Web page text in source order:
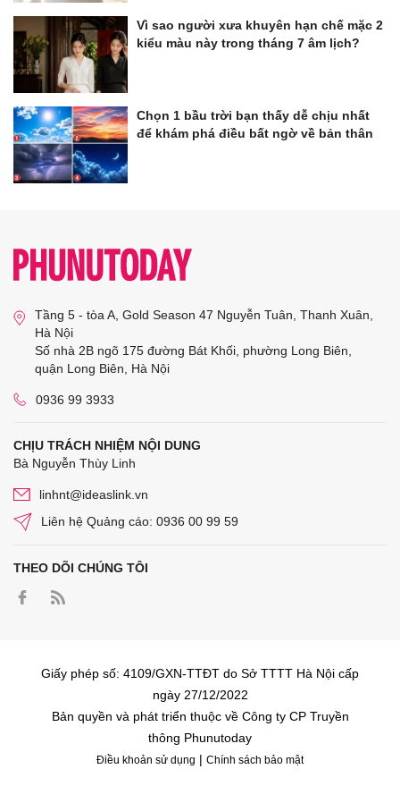
Vì sao người xưa khuyên hạn chế mặc 2
kiểu màu này trong tháng 7 âm lịch?
Chọn 1 bầu trời bạn thấy dễ chịu nhất
để khám phá điều bất ngờ về bản thân
Tầng 5 - tòa A, Gold Season 47 Nguyễn Tuân, Thanh Xuân,
Hà Nội
Số nhà 2B ngõ 175 đường Bát Khối, phường Long Biên,
quận Long Biên, Hà Nội
0936 99 3933
CHỊU TRÁCH NHIỆM NỘI DUNG
Bà Nguyễn Thùy Linh
linhnt@ideaslink.vn
Liên hệ Quảng cáo: 0936 00 99 59
THEO DÕI CHÚNG TÔI
Giấy phép số: 4109/GXN-TTĐT do Sở TTTT Hà Nội cấp
ngày 27/12/2022
Bản quyền và phát triển thuộc về Công ty CP Truyền
thông Phunutoday
Điều khoản sử dụng | Chính sách bảo mật